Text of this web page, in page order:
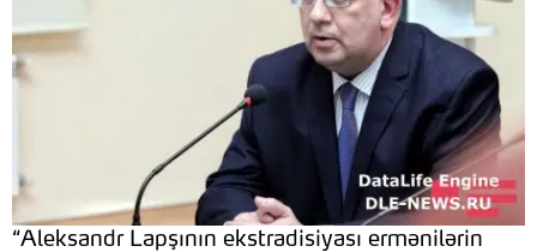
“Aleksandr Lapşının ekstradisiyası ermənilərin